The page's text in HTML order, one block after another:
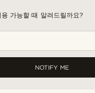
가능할 때 알려드릴까요?
NOTIFY ME